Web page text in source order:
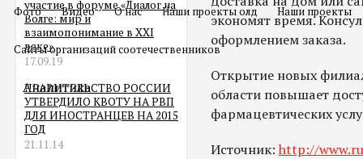
Фото Видео О нас Наши проекты олд Наши проекты
Сайты организаций соотечественников
Аналитика
участие в форуме «Диалог на
Волге: мир и
взаимопонимание в XXI
веке»
17.09.19
ПРАВИТЕЛЬСТВО РОССИИ
УТВЕРДИЛО КВОТУ НА РВП
ДЛЯ ИНОСТРАНЦЕВ НА 2015
ГОД
21.11.14
экономят время.
оформлением заказа.
Открытие новых
области повышает
фармацевтических
Источник: http://